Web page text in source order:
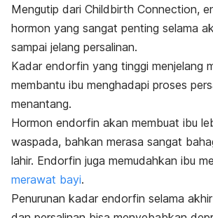
Mengutip dari Childbirth Connection,
hormon yang sangat penting selama
sampai jelang persalinan.
Kadar endorfin yang tinggi menjelang
membantu ibu menghadapi proses
menantang.
Hormon endorfin akan membuat ibu
waspada, bahkan merasa sangat
lahir. Endorfin juga memudahkan ibu
merawat bayi.
Penurunan kadar endorfin selama